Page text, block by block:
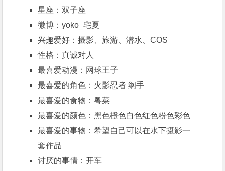
星座：双子座
微博：yoko_宅夏
兴趣爱好：摄影、旅游、潜水、COS
性格：真诚对人
最喜爱动漫：网球王子
最喜爱的角色：火影忍者 纲手
最喜爱的食物：粤菜
最喜爱的颜色：黑色橙色白色红色粉色彩色
最喜爱的事物：希望自己可以在水下摄影一
套作品
讨厌的事情：开车